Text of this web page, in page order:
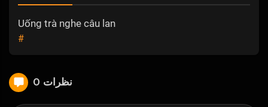
Uống trà nghe câu lan
#
0 نظرات